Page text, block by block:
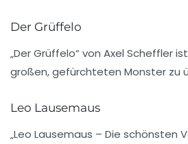
Der Grüffelo
„Der Grüffelo“ von Axel Scheffler
großen, gefürchteten Monster zu
Leo Lausemaus
„Leo Lausemaus – Die schönsten